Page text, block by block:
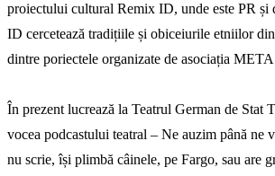
proiectului cultural Remix ID, unde este PR și
ID cercetează tradițiile și obiceiurile etniilor
dintre poriectele organizate de asociația
În prezent lucrează la Teatrul German de Stat
vocea podcastului teatral – Ne auzim până ne
nu scrie, își plimbă câinele, pe Fargo, sau are